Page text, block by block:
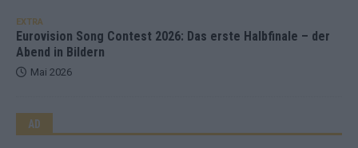
EXTRA
Eurovision Song Contest 2026: Das erste Halbfinale – der
Abend in Bildern
Mai 2026
AD